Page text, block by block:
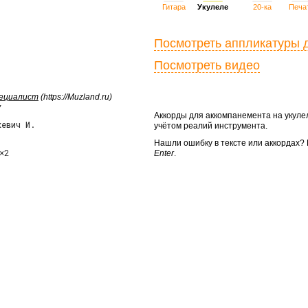
(https://Muzland.ru)
И.
Гитара Укулеле 20-ка
Посмотреть аппликатуры
Посмотреть видео
Аккорды для аккомпанемента на
учётом реалий инструмента.
Нашли ошибку в тексте или
Enter.